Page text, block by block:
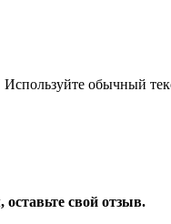
обычный
свой отзыв.